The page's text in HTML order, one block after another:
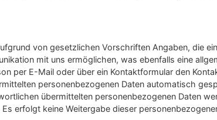
von gesetzlichen Vorschriften Angaben, die
mit uns ermöglichen, was ebenfalls eine
per E-Mail oder über ein Kontaktformular den
personenbezogenen Daten automatisch
übermittelten personenbezogenen Daten
erfolgt keine Weitergabe dieser